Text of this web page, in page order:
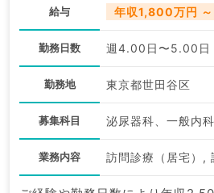
給与 年収1,800万円
勤務日数 週4.00日〜5.00日
勤務地 東京都世田谷区
募集科目
業務内容 訪問診療（居宅）,